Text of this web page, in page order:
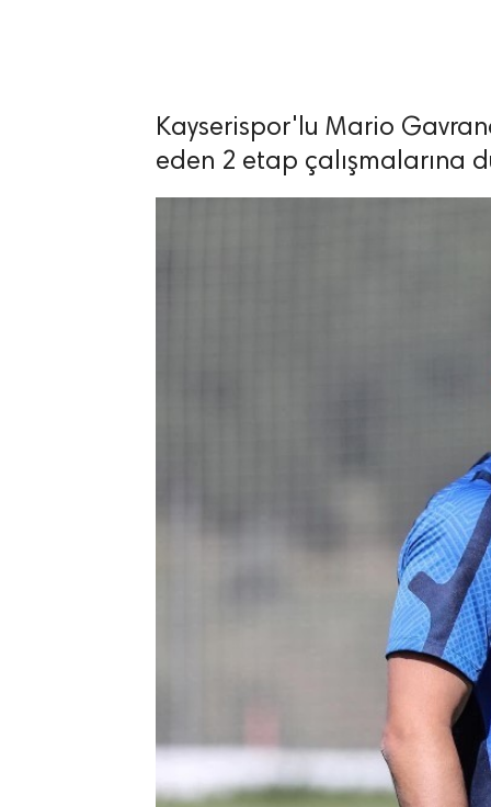
Kayserispor'lu Mario
eden 2 etap çalışmalarına